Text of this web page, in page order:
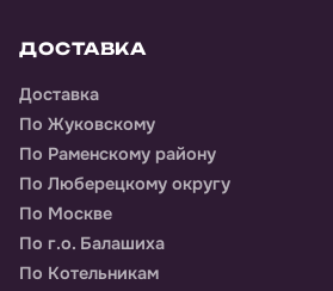
ДОСТАВКА
Доставка
По Жуковскому
По Раменскому району
По Люберецкому округу
По Москве
По г.о. Балашиха
По Котельникам